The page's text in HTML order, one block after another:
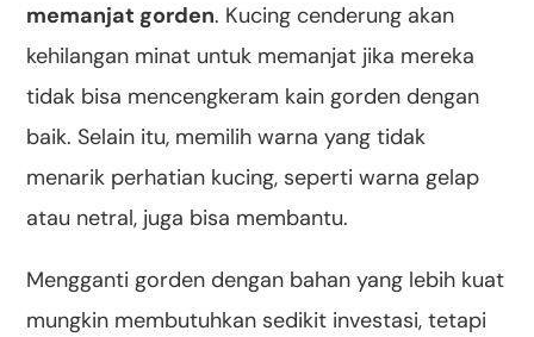
memanjat gorden. Kucing cenderung akan
kehilangan minat untuk memanjat jika mereka
tidak bisa mencengkeram kain gorden dengan
baik. Selain itu, memilih warna yang tidak
menarik perhatian kucing, seperti warna gelap
atau netral, juga bisa membantu.
Mengganti gorden dengan bahan yang lebih kuat
mungkin membutuhkan sedikit investasi, tetapi